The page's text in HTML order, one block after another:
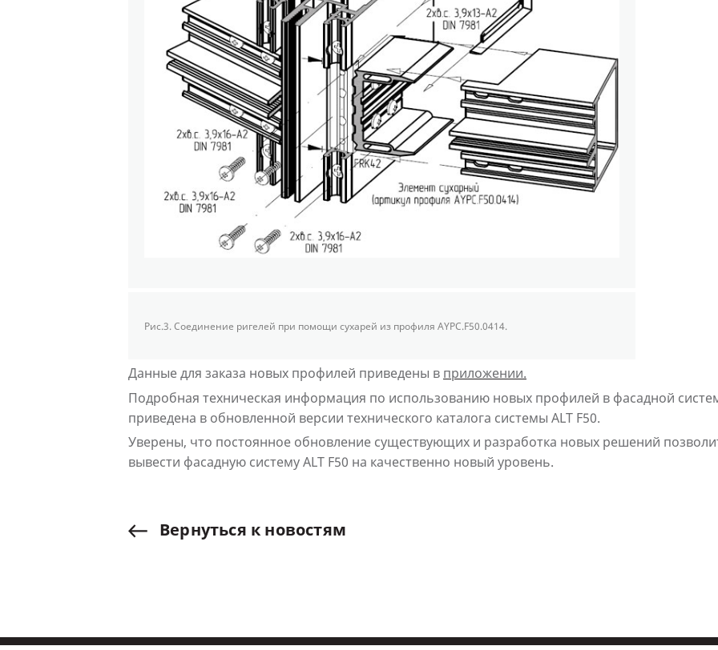
Рис.3. Соединение ригелей при помощи сухарей из профиля AYPC.F50.0414.
Данные для заказа новых профилей приведены в приложении.
Подробная техническая информация по использованию новых профилей в фасадной
приведена в обновленной версии технического каталога системы ALT F50.
Уверены, что постоянное обновление существующих и разработка новых решений
вывести фасадную систему ALT F50 на качественно новый уровень.
Вернуться к новостям